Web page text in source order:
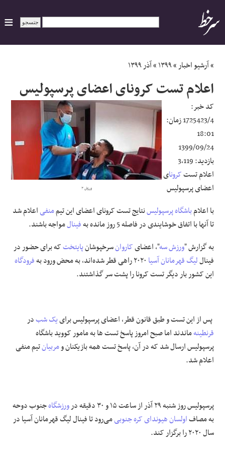
ایران
سیاسی
اقتصاد
ورزشی
جهان
اجتماعی
حوادث
علوم و فن آوری
فرهنگی و هنری
»آرشیو اخبار»۱۳۹۹»آذر ۱۳۹۹
اعلام تست کرونای اعضای پرسپولیس
ورزش ۳
کد خبر:
1725423/4زمان:
18:01
1399/09/24
بازدید:3,119
اعلام تستکرونای
اعضای پرسپولیس
با اعلامباشگاه پرسپولیسنتایج تست کرونای اعضای این تیممنفیاعلام شد
تا آنها با اتفاق خوشایندی در فاصله 5 روز مانده به
فینالمواجه باشند.
به گزارش "ورزش سه"، اعضایکاروانسرخپوشانپایتختکه برای حضور در
فیناللیگ قهرمانان آسیا
فرودگاه
این کشور بار دیگر تست کرونا را پشت سر گذاشتند.
پس از این تست و طبق قانون قطر، اعضای پرسپولیس براییک شبدر
قرنطینهماندند اما صبح امروز پاسخ تست ها به مامور کووید باشگاه
پرسپولیس ارسال شد که در آن، پاسخ تست همه بازیکنان ومربیانتیم منفی
اعلام شد.
پرسپولیس روز شنبه ۲۹ آذر از ساعت ۱۵ و ۳۰ دقیقه در ورزشگاهجنوب دوحه
به مصافاولسانهیوندایکره جنوبیمی‌رود تا فینال لیگ قهرمانان آسیا در
سال ۲۰۲۰ را برگزار کند.